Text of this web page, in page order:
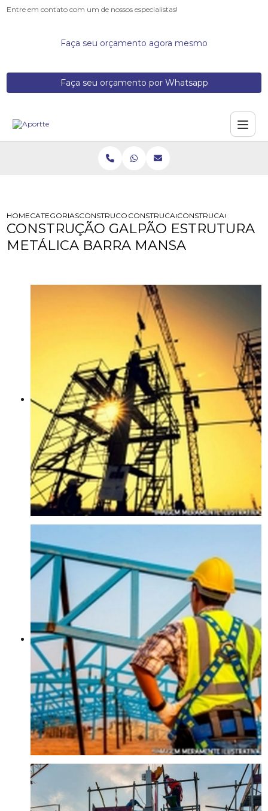
Entre em contato com um de nossos especialistas!
Faça seu orçamento agora mesmo
Faça seu orçamento por Whatsapp
HOMECATEGORIASCONSTRUCOES DE GALPOES METALICOS
CONSTRUCAO DE GALPAO DE
CONSTRUCAO GALPAO
CONSTRUÇÃO GALPÃO ESTRUTURA
METÁLICA BARRA MANSA